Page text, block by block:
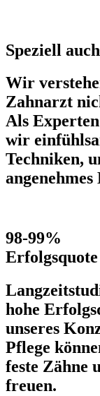
Speziell
Wir
Zahnarzt
Als
wir
Techniken,
angenehmes
98-99%
Erfolgsquote
hohe
unseres
Pflege
feste Zähne
freuen.